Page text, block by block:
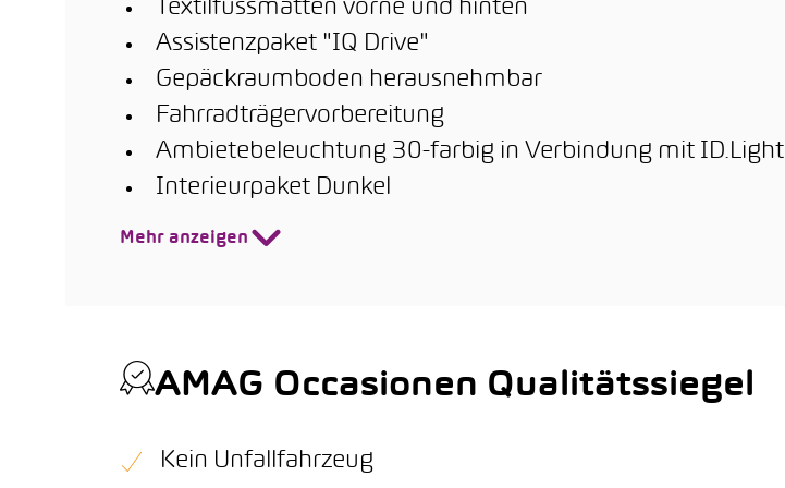
Textilfussmatten vorne und hinten
Assistenzpaket "IQ Drive"
Gepäckraumboden herausnehmbar
Fahrradträgervorbereitung
Ambietebeleuchtung 30-farbig in Verbindung mit ID.Light
Interieurpaket Dunkel
Mehr anzeigen
AMAG Occasionen Qualitätssiegel
Kein Unfallfahrzeug